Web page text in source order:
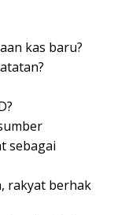
kas baru?
sebagai
rakyat berhak